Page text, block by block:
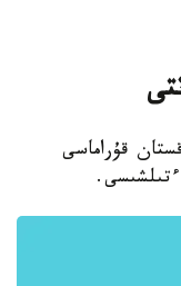
قۇراماسى